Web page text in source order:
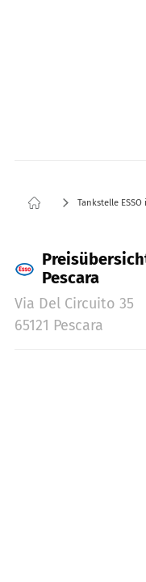
Tankstelle ESSO
Pescara
Via Del Circuito 35
65121 Pescara